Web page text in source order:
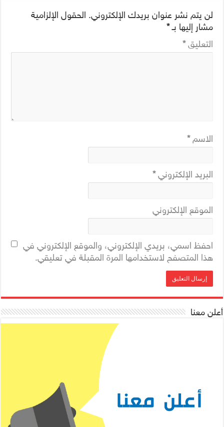
لن يتم نشر عنوان بريدك الإلكتروني. الحقول الإلزامية
مشار إليها بـ*
التعليق*
الاسم*
البريد الإلكتروني*
الموقع الإلكتروني
احفظ اسمي، بريدي الإلكتروني، والموقع الإلكتروني في
هذا المتصفح لاستخدامها المرة المقبلة في تعليقي.
أعلن معنا